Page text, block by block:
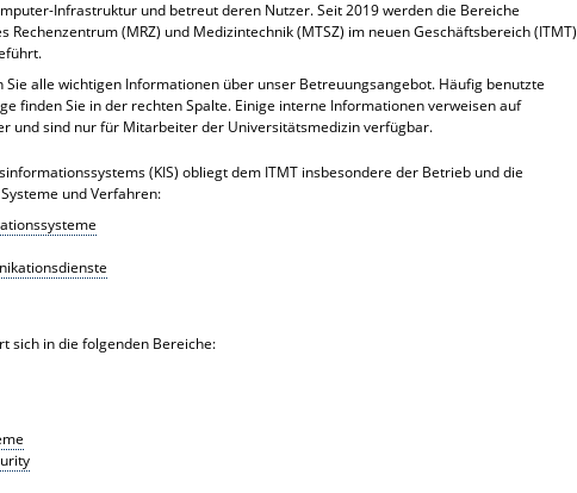
Infrastruktur und betreut deren Nutzer. Seit 2019 werden die Bereiche
Rechenzentrum (MRZ) und Medizintechnik (MTSZ) im neuen Geschäftsbereich (ITMT)
Sie alle wichtigen Informationen über unser Betreuungsangebot. Häufig benutzte
finden Sie in der rechten Spalte. Einige interne Informationen verweisen auf
und sind nur für Mitarbeiter der Universitätsmedizin verfügbar.
(KIS) obliegt dem ITMT insbesondere der Betrieb und die
und Verfahren:
sich in die folgenden Bereiche: